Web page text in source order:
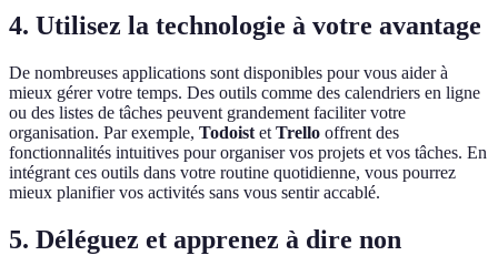
4. Utilisez la technologie à votre avantage
De nombreuses applications sont disponibles pour vous aider à
mieux gérer votre temps. Des outils comme des calendriers en ligne
ou des listes de tâches peuvent grandement faciliter votre
organisation. Par exemple, Todoist et Trello offrent des
fonctionnalités intuitives pour organiser vos projets et vos tâches. En
intégrant ces outils dans votre routine quotidienne, vous pourrez
mieux planifier vos activités sans vous sentir accablé.
5. Déléguez et apprenez à dire non